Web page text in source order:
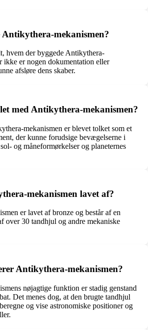
Antikythera-mekanismen?
hvem der byggede Antikythera-
ikke er nogen dokumentation eller
afsløre dens skaber.
med Antikythera-mekanismen?
mekanismen er blevet tolket som et
der kunne forudsige bevægelserne i
og måneformørkelser og planeternes
mekanismen lavet af?
er lavet af bronze og består af en
over 30 tandhjul og andre mekaniske
Antikythera-mekanismen?
nøjagtige funktion er stadig genstand
Det menes dog, at den brugte tandhjul
og vise astronomiske positioner og